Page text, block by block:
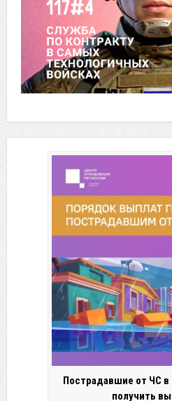
Пострадавшие от ЧС в
получить